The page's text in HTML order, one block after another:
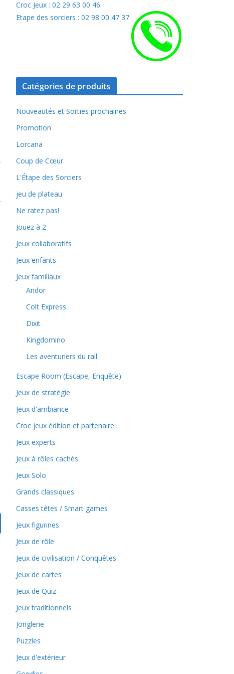
Croc Jeux : 02 29 63 00 46
Etape des sorciers : 02 98 00 47 37
Catégories de produits
Nouveautés et Sorties prochaines
Promotion
Lorcana
Coup de Cœur
L'Étape des Sorciers
jeu de plateau
Ne ratez pas!
Jouez à 2
Jeux collaboratifs
Jeux enfants
Jeux familiaux
Andor
Colt Express
Dixit
Kingdomino
Les aventuriers du rail
Escape Room (Escape, Enquête)
Jeux de stratégie
Jeux d'ambiance
Croc jeux édition et partenaire
Jeux experts
Jeux à rôles cachés
Jeux Solo
Grands classiques
Casses têtes / Smart games
Jeux figurines
Jeux de rôle
Jeux de civilisation / Conquêtes
Jeux de cartes
Jeux de Quiz
Jeux traditionnels
Jonglerie
Puzzles
Jeux d'extérieur